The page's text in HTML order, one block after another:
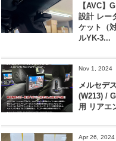
【AVC】
設計 レー
ケット（
ルYK-3...
Nov 1, 2024
メルセデ
(W213) /
用 リアエ
Apr 26, 2024